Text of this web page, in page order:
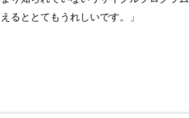
るととてもうれしいです。」